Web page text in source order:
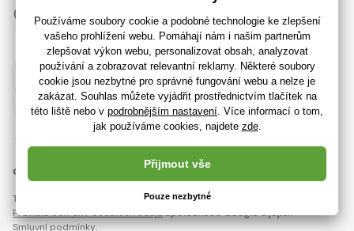
Česky
Facebook Instagram
© 2018 - 2026 RajHracky.cz, Všechna práva vyhrazena
Tato stránka je chráněna pomocí reCAPTCHA a platí
Pravidla ochrany osobních údajůspolečnosti Google a jejich
Smluvní podmínky.